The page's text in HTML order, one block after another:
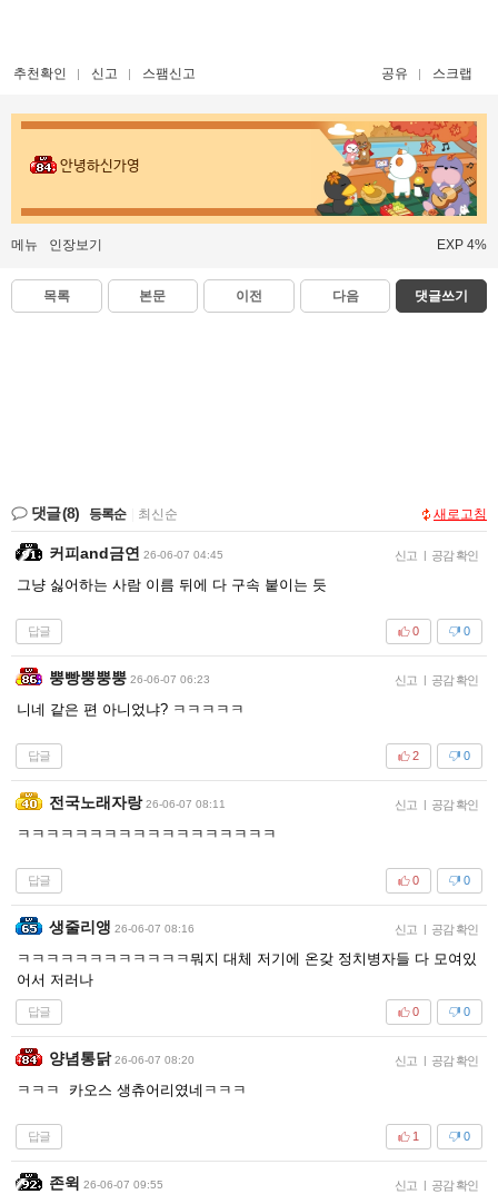
추천확인 신고 스팸신고 공유 스크랩
안녕하신가영
메뉴 인장보기 EXP 4%
목록 본문 이전 다음 댓글쓰기
댓글(8) 등록순 최신순 새로고침
커피and금연 26-06-07 04:45 신고 | 공감 확인
그냥 싫어하는 사람 이름 뒤에 다 구속 붙이는 듯
답글 0
0
뿡빵뿡뿡뿡 26-06-07 06:23 신고 | 공감 확인
니네 같은 편 아니었냐? ㅋㅋㅋㅋㅋ
답글 0
2
전국노래자랑 26-06-07 08:11 신고 | 공감 확인
ㅋㅋㅋㅋㅋㅋㅋㅋㅋㅋㅋㅋㅋㅋㅋㅋㅋㅋ
답글 0
0
생줄리앵 26-06-07 08:16 신고 | 공감 확인
ㅋㅋㅋㅋㅋㅋㅋㅋㅋㅋㅋㅋ뭐지 대체 저기에 온갖 정치병자들 다 모여있
어서 저러나
답글 0
0
양념통닭 26-06-07 08:20 신고 | 공감 확인
ㅋㅋㅋ 카오스 생츄어리였네ㅋㅋㅋ
답글 0
1
존윅 26-06-07 09:55 신고 | 공감 확인